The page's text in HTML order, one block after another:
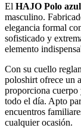
El HAJO Polo
masculino.
elegancia formal
sofisticado y
elemento
Con su cuello
poloshirt ofrece un
proporciona cuerpo
todo el día. Apto
encuentros
cualquier ocasión.